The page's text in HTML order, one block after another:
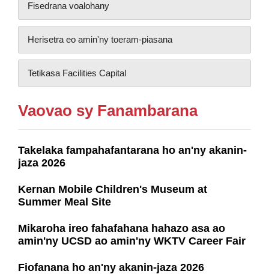
Fisedrana voalohany
Herisetra eo amin'ny toeram-piasana
Tetikasa Facilities Capital
Vaovao sy Fanambarana
Takelaka fampahafantarana ho an'ny akanin-
jaza 2026
Kernan Mobile Children's Museum at
Summer Meal Site
Mikaroha ireo fahafahana hahazo asa ao
amin'ny UCSD ao amin'ny WKTV Career Fair
Fiofanana ho an'ny akanin-jaza 2026